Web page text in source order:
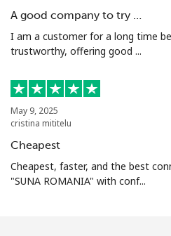
A good company to try …
I am a customer for a long time
trustworthy, offering good ...
May 9, 2025
cristina mititelu
Cheapest
Cheapest, faster, and the best
"SUNA ROMANIA" with conf...